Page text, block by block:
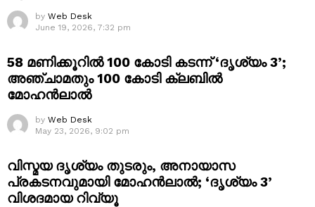
by Web Desk
June 19, 2026, 7:32 pm
58 മണിക്കൂറിൽ 100 കോടി കടന്ന് ‘ദൃശ്യം 3’;
അഞ്ചാമതും 100 കോടി ക്ലബിൽ
മോഹൻലാൽ
by Web Desk
May 23, 2026, 9:02 pm
വിസ്മയ ദൃശ്യം തുടരും, അനായാസ
പ്രകടനവുമായി മോഹൻലാൽ; ‘ദൃശ്യം 3’
വിശദമായ റിവ്യൂ